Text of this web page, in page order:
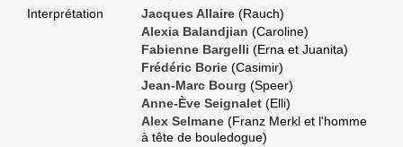
Interprétation
Jacques Allaire (Rauch)
Alexia Balandjian (Caroline)
Fabienne Bargelli (Erna et Juanita)
Frédéric Borie (Casimir)
Jean-Marc Bourg (Speer)
Anne-Ève Seignalet (Elli)
Alex Selmane (Franz Merkl et l'homme
à tête de bouledogue)